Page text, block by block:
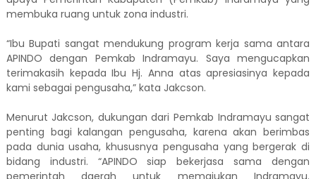
membuka ruang untuk zona industri.
“Ibu Bupati sangat mendukung program kerja sama antara
APINDO dengan Pemkab Indramayu. Saya mengucapkan
terimakasih kepada Ibu Hj. Anna atas apresiasinya kepada
kami sebagai pengusaha,” kata Jakcson.
Menurut Jakcson, dukungan dari Pemkab Indramayu sangat
penting bagi kalangan pengusaha, karena akan berimbas
pada dunia usaha, khususnya pengusaha yang bergerak di
bidang industri. “APINDO siap bekerjasa sama dengan